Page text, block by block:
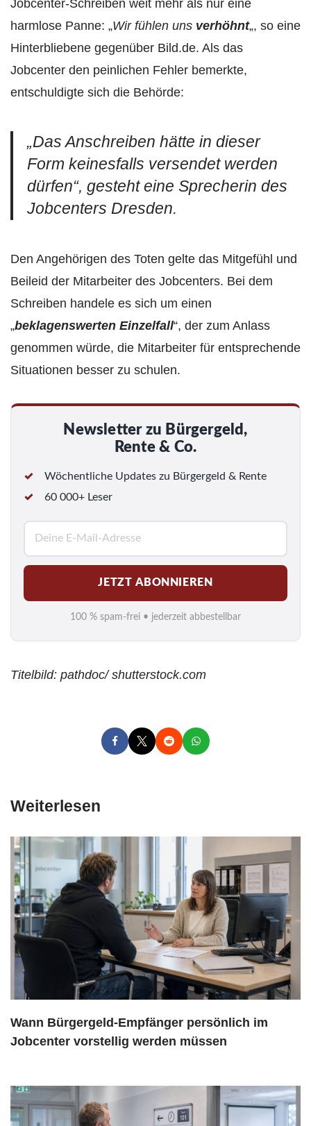
Jobcenter-Schreiben weit mehr als nur eine
harmlose Panne: „Wir fühlen uns verhöhnt„, so eine
Hinterbliebene gegenüber Bild.de. Als das
Jobcenter den peinlichen Fehler bemerkte,
entschuldigte sich die Behörde:
„Das Anschreiben hätte in dieser
Form keinesfalls versendet werden
dürfen“, gesteht eine Sprecherin des
Jobcenters Dresden.
Den Angehörigen des Toten gelte das Mitgefühl und
Beileid der Mitarbeiter des Jobcenters. Bei dem
Schreiben handele es sich um einen
„beklagenswerten Einzelfall“, der zum Anlass
genommen würde, die Mitarbeiter für entsprechende
Situationen besser zu schulen.
Newsletter zu Bürgergeld,
Rente & Co.
Wöchentliche Updates zu Bürgergeld & Rente
60 000+ Leser
M
a
i
l
*
JETZT ABONNIEREN
100 % spam-frei • jederzeit abbestellbar
Titelbild: pathdoc/ shutterstock.com
Weiterlesen
Wann Bürgergeld-Empfänger persönlich im
Jobcenter vorstellig werden müssen